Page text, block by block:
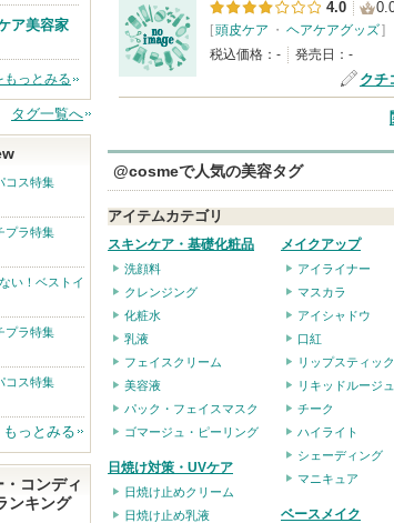
ー
お
れ
4.0
[頭皮ケア ・ ヘアケアグッズ]
税込価格：-
発売日：-
クチ
@cosmeで人気の美容タグ
アイテムカテゴリ
スキンケア・基礎化粧品
洗顔料
クレンジング
化粧水
乳液
フェイスクリーム
美容液
パック・フェイスマスク
ゴマージュ・ピーリング
日焼け対策・UVケア
日焼け止めクリーム
日焼け止め乳液
メイクアップ
アイライナー
マスカラ
アイシャドウ
口紅
リップスティック
リキッドルージュ
チーク
ハイライト
シェーディング
マニキュア
ベースメイク
ア美容家
もっとみる
タグ一覧へ
コス特集
プラ特集
い！ベストイ
プラ特集
コス特集
もっとみる
コンディ
ンキング